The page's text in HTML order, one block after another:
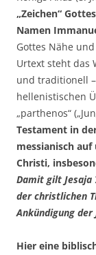
„Zeichen“
Namen
Gottes Nähe
Urtext steht das
und traditionell
hellenistischen
„parthenos“
Testament in
messianisch auf
Christi,
Damit gilt Jesaja
der christlichen
Ankündigung
Hier eine